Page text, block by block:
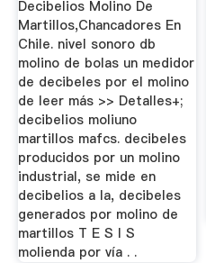
Decibelios Molino De
Martillos,Chancadores En
Chile. nivel sonoro db
molino de bolas un medidor
de decibeles por el molino
de leer más >> Detalles+;
decibelios moliuno
martillos mafcs. decibeles
producidos por un molino
industrial, se mide en
decibelios a la, decibeles
generados por molino de
martillos T E S I S
molienda por vía . .